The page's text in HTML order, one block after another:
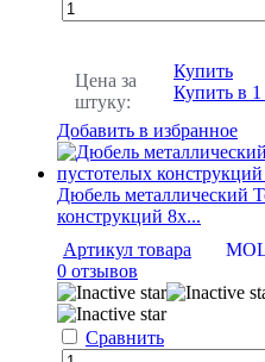
Цена за
штуку:
Купить
Купить в
Добавить в избранное
Дюбель металлический
конструкций 8х...
Артикул товара
0 отзывов
Сравнить